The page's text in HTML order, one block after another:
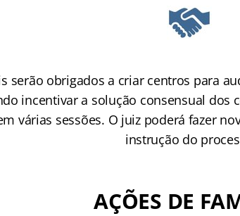
serão obrigados a criar centros para
incentivar a solução consensual dos
várias sessões. O juiz poderá fazer
instrução do
AÇÕES DE